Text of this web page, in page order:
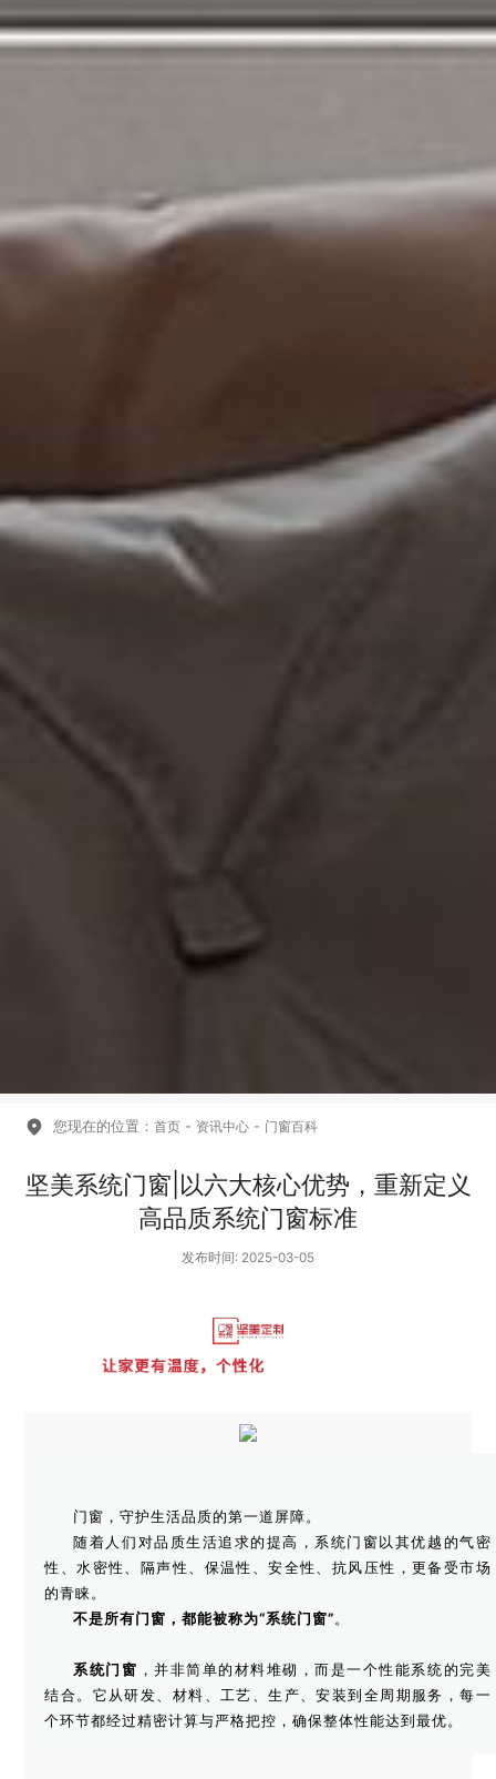
您现在的位置：首页 - 资讯中心 - 门窗百科
坚美系统门窗|以六大核心优势，重新定义
高品质系统门窗标准
发布时间: 2025-03-05
门窗，守护生活品质的第一道屏障。
随着人们对品质生活追求的提高，系统门窗以其优越的气密
性、水密性、隔声性、保温性、安全性、抗风压性，更备受市场
的青睐。
不是所有门窗，都能被称为“系统门窗”。
系统门窗 ，并非简单的材料堆砌，而是一个性能系统的完美
结合。它从研发、材料、工艺、生产、安装到全周期服务，每一
个环节都经过精密计算与严格把控，确保整体性能达到最优。